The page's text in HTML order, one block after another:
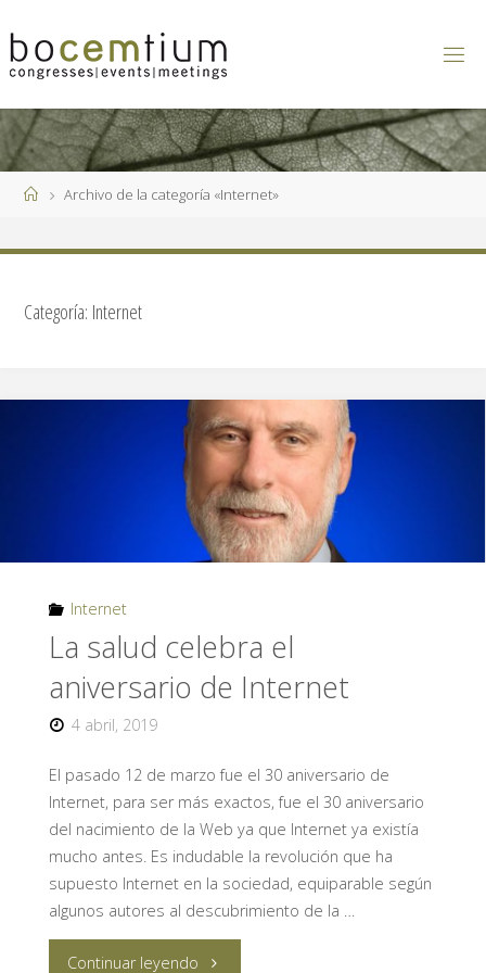
al
contenido
PáginaArchivo de la categoría «Internet»
Categoría: Internet
Internet
La salud celebra el
aniversario de Internet
4 abril, 2019
El pasado 12 de marzo fue el 30 aniversario de
Internet, para ser más exactos, fue el 30 aniversario
del nacimiento de la Web ya que Internet ya existía
mucho antes. Es indudable la revolución que ha
supuesto Internet en la sociedad, equiparable según
algunos autores al descubrimiento de la …
Continuar leyendo "La